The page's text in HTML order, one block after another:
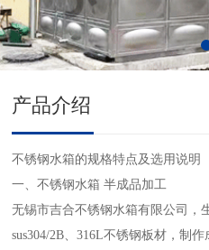
产品介绍
不锈钢水箱的规格特点及选用说明
一、不锈钢水箱 半成品加工
无锡市吉合不锈钢水箱有限公司，
sus304/2B、316L不锈钢板材，制